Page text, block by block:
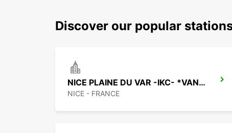
Discover our popular
NICE PLAINE DU VAR -IKC- *VANS*
NICE - FRANCE